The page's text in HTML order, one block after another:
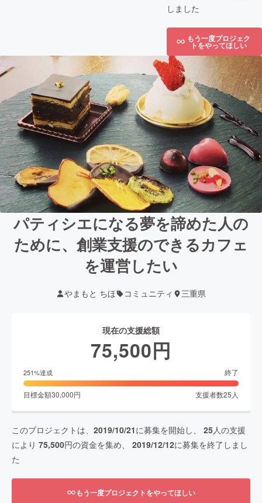
しました
もう一度プロジェク
トをやってほしい
パティシエになる夢を諦めた人の
ために、創業支援のできるカフェ
を運営したい
やまもと ちほ コミュニティ 三重県
現在の支援総額
75,500円
251%達成 終了
目標金額30,000円 支援者数25 人
このプロジェクトは、 2019/10/21に募集を開始し、 25人の支援
により 75,500円の資金を集め、 2019/12/12に募集を終了しまし
た
もう一度プロジェクトをやってほしい